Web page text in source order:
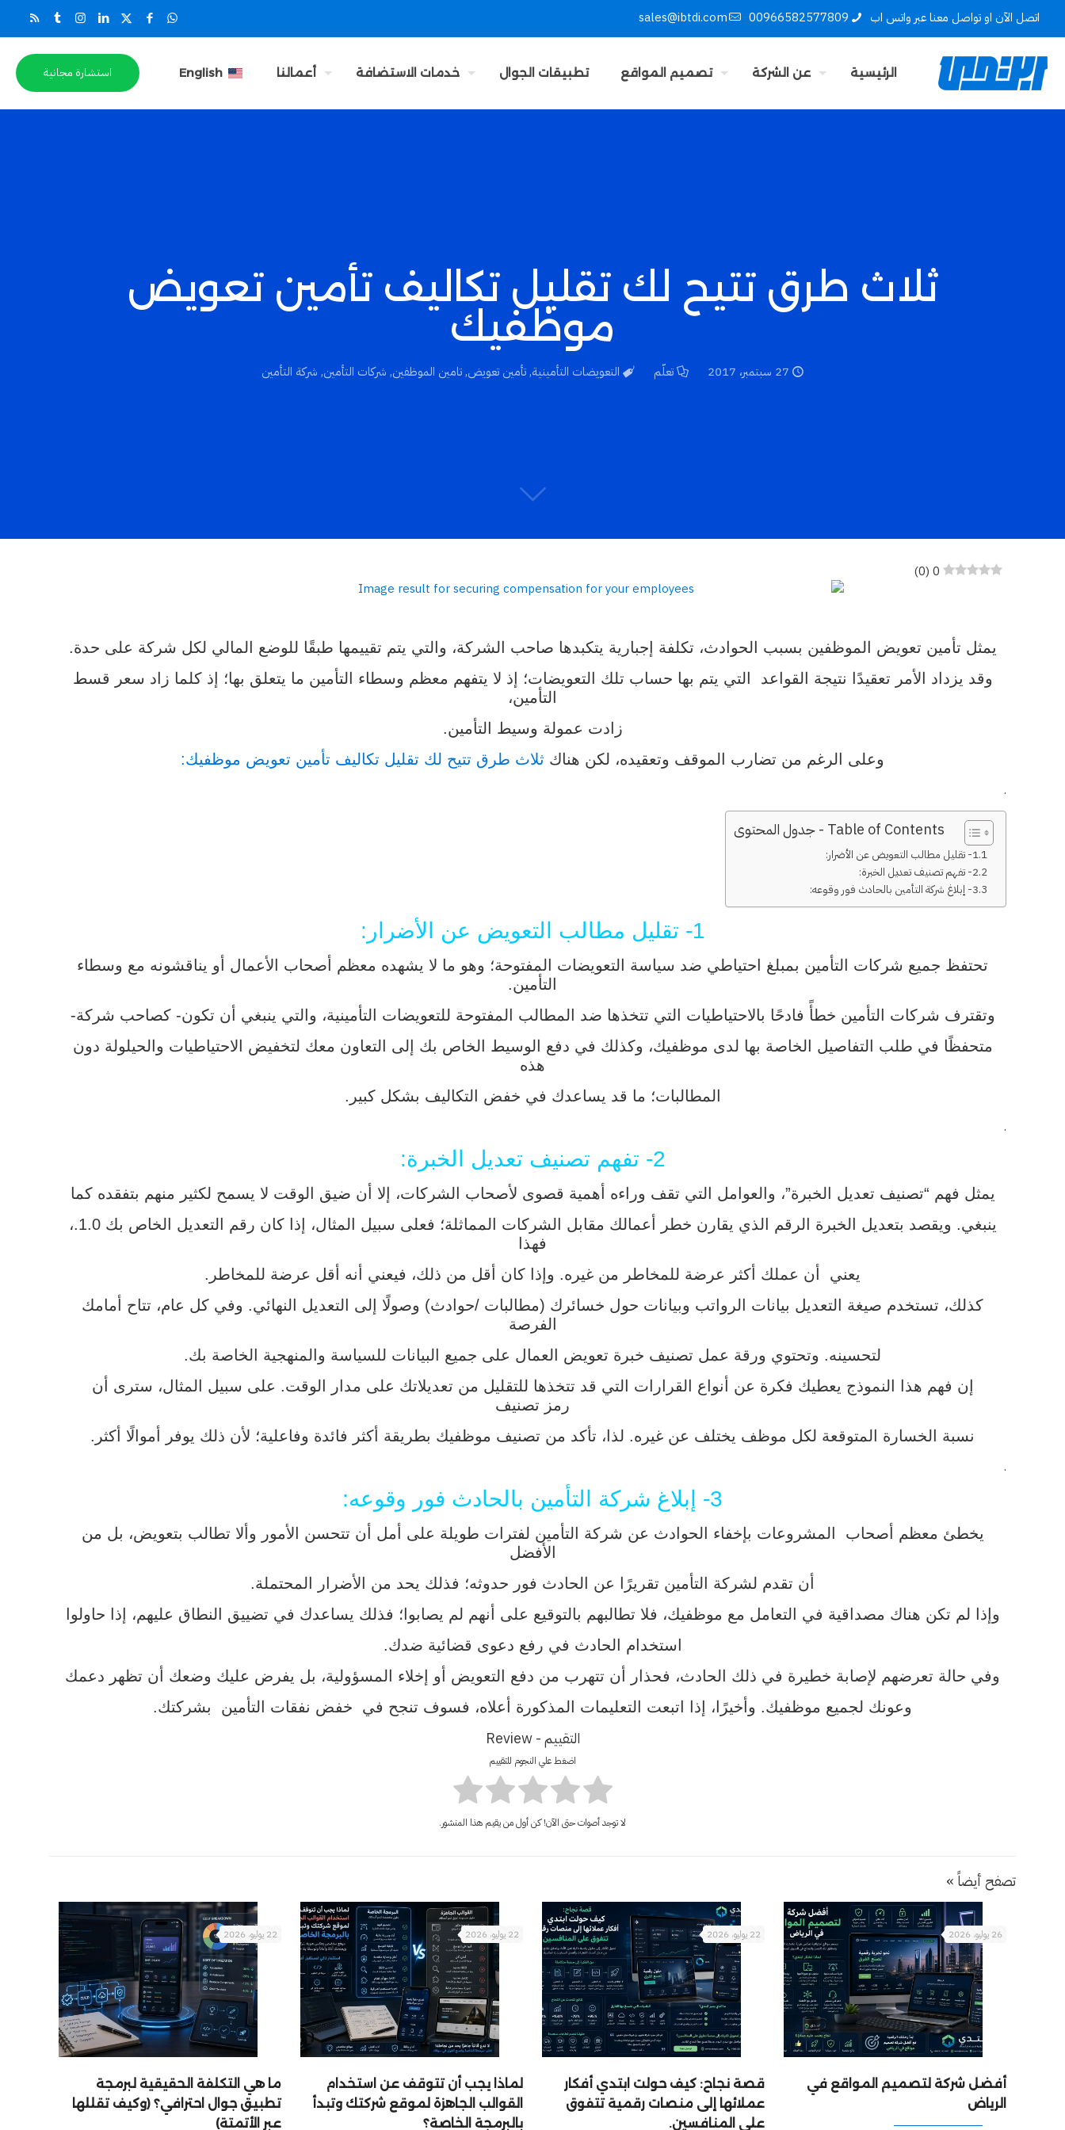
اتصل الآن او تواصل معنا عبر واتس اب 00966582577809
sales@ibtdi.com
الرئيسية عن الشركة تصميم المواقع تطبيقات الجوال خدمات الاستضافة أعمالنا English استشارة مجانية
ثلاث طرق تتيح لك تقليل تكاليف تأمين تعويض
موظفيك
27 سبتمبر، 2017 تعلّم التعويضات التأمينية,تأمين تعويض,تامين الموظفين, شركات التأمين, شركة التأمين
0
(
0
)
يمثل تأمين تعويض الموظفين بسبب الحوادث، تكلفة إجبارية يتكبدها صاحب الشركة، والتي يتم تقييمها طبقًا للوضع المالي لكل شركة على حدة.
وقد يزداد الأمر تعقيدًا نتيجة القواعد التي يتم بها حساب تلك التعويضات؛ إذ لا يتفهم معظم وسطاء التأمين ما يتعلق بها؛ إذ كلما زاد سعر قسط
التأمين،
زادت عمولة وسيط التأمين.
وعلى الرغم من تضارب الموقف وتعقيده، لكن هناك ثلاث طرق تتيح لك تقليل تكاليف تأمين تعويض موظفيك:
.
Table of Contents - جدول المحتوى
1- تقليل مطالب التعويض عن الأضرار:
2- تفهم تصنيف تعديل الخبرة:
3- إبلاغ شركة التأمين بالحادث فور وقوعه:
1- تقليل مطالب التعويض عن الأضرار:
تحتفظ جميع شركات التأمين بمبلغ احتياطي ضد سياسة التعويضات المفتوحة؛ وهو ما لا يشهده معظم أصحاب الأعمال أو يناقشونه مع وسطاء
التأمين.
وتقترف شركات التأمين خطأً فادحًا بالاحتياطيات التي تتخذها ضد المطالب المفتوحة للتعويضات التأمينية، والتي ينبغي أن تكون- كصاحب شركة-
متحفظًا في طلب التفاصيل الخاصة بها لدى موظفيك، وكذلك في دفع الوسيط الخاص بك إلى التعاون معك لتخفيض الاحتياطيات والحيلولة دون
هذه
المطالبات؛ ما قد يساعدك في خفض التكاليف بشكل كبير.
.
2- تفهم تصنيف تعديل الخبرة:
يمثل فهم “تصنيف تعديل الخبرة”، والعوامل التي تقف وراءه أهمية قصوى لأصحاب الشركات، إلا أن ضيق الوقت لا يسمح لكثير منهم بتفقده كما
ينبغي. ويقصد بتعديل الخبرة الرقم الذي يقارن خطر أعمالك مقابل الشركات المماثلة؛ فعلى سبيل المثال، إذا كان رقم التعديل الخاص بك 1.0.،
فهذا
يعني أن عملك أكثر عرضة للمخاطر من غيره. وإذا كان أقل من ذلك، فيعني أنه أقل عرضة للمخاطر.
كذلك، تستخدم صيغة التعديل بيانات الرواتب وبيانات حول خسائرك (مطالبات /حوادث) وصولًا إلى التعديل النهائي. وفي كل عام، تتاح أمامك
الفرصة
لتحسينه. وتحتوي ورقة عمل تصنيف خبرة تعويض العمال على جميع البيانات للسياسة والمنهجية الخاصة بك.
إن فهم هذا النموذج يعطيك فكرة عن أنواع القرارات التي قد تتخذها للتقليل من تعديلاتك على مدار الوقت. على سبيل المثال، سترى أن
رمز تصنيف
نسبة الخسارة المتوقعة لكل موظف يختلف عن غيره. لذا، تأكد من تصنيف موظفيك بطريقة أكثر فائدة وفاعلية؛ لأن ذلك يوفر أموالًا أكثر.
.
3- إبلاغ شركة التأمين بالحادث فور وقوعه:
يخطئ معظم أصحاب المشروعات بإخفاء الحوادث عن شركة التأمين لفترات طويلة على أمل أن تتحسن الأمور وألا تطالب بتعويض، بل من
الأفضل
أن تقدم لشركة التأمين تقريرًا عن الحادث فور حدوثه؛ فذلك يحد من الأضرار المحتملة.
وإذا لم تكن هناك مصداقية في التعامل مع موظفيك، فلا تطالبهم بالتوقيع على أنهم لم يصابوا؛ فذلك يساعدك في تضييق النطاق عليهم، إذا حاولوا
استخدام الحادث في رفع دعوى قضائية ضدك.
وفي حالة تعرضهم لإصابة خطيرة في ذلك الحادث، فحذار أن تتهرب من دفع التعويض أو إخلاء المسؤولية، بل يفرض عليك وضعك أن تظهر دعمك
وعونك لجميع موظفيك. وأخيرًا، إذا اتبعت التعليمات المذكورة أعلاه، فسوف تنجح في خفض نفقات التأمين بشركتك.
التقييم - Review
اضغط علي النجوم للتقييم
لا توجد أصوات حتى الآن! كن أول من يقيم هذا المنشور.
تصفح أيضاً »
26 يوليو، 2026
أفضل شركة لتصميم المواقع في
الرياض
22 يوليو، 2026
قصة نجاح: كيف حولت ابتدي أفكار
عملائها إلى منصات رقمية تتفوق
على المنافسين.
22 يوليو، 2026
لماذا يجب أن تتوقف عن استخدام
القوالب الجاهزة لموقع شركتك وتبدأ
بالبرمجة الخاصة؟
22 يوليو، 2026
ما هي التكلفة الحقيقية لبرمجة
تطبيق جوال احترافي؟ (وكيف تقللها
عبر الأتمتة)